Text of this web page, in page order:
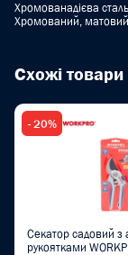
Хромованадієва сталь
Хромований,
Схожі товари
- 20%
Секатор садовий з
рукоятками